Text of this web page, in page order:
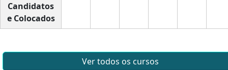
Candidatos
e Colocados
Ver todos os cursos